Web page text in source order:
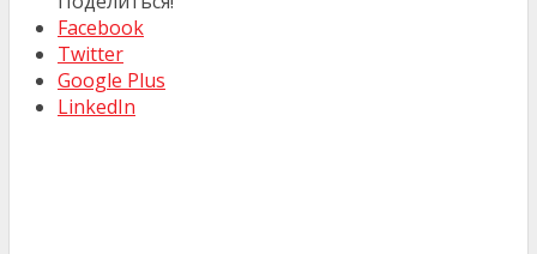
Facebook
Twitter
Google Plus
LinkedIn